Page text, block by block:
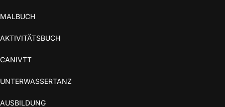
MALBUCH
AKTIVITÄTSBUCH
CANIVTT
UNTERWASSERTANZ
AUSBILDUNG